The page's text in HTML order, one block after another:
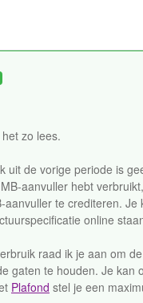
zo lees.
uit de vorige periode is
aanvuller hebt
te crediteren. Je
online
raad ik je aan om
gaten te houden. Je kan
Plafond stel je een